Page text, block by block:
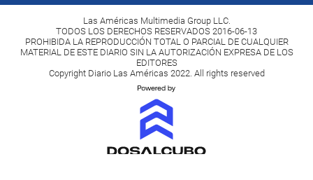
Las Américas Multimedia Group LLC.
TODOS LOS DERECHOS RESERVADOS 2016-06-13
PROHIBIDA LA REPRODUCCIÓN TOTAL O PARCIAL DE CUALQUIER
MATERIAL DE ESTE DIARIO SIN LA AUTORIZACIÓN EXPRESA DE LOS
EDITORES
Copyright Diario Las Américas 2022. All rights reserved